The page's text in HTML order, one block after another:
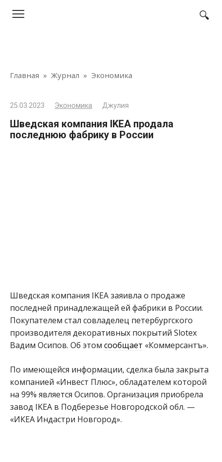
Главная » Журнал » Экономика
25.03.2023 Экономика Джулия
Шведская компания IKEA продала
последнюю фабрику в России
Шведская компания IKEA заяивла о продаже
последней принадлежащей ей фабрики в России.
Покупателем стал совладелец петербургского
производителя декоративных покрытий Slotex
Вадим Осипов. Об этом сообщает «Коммерсантъ».
По имеющейся информации, сделка была закрыта
компанией «Инвест Плюс», обладателем которой
на 99% является Осипов. Организация приобрела
завод IKEA в Подберезье Новгородской обл. —
«ИКЕА Индастри Новгород».